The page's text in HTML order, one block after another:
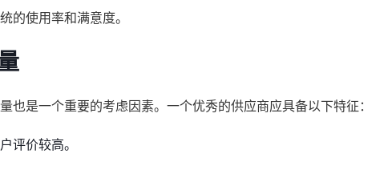
的使用率和满意度。
也是一个重要的考虑因素。一个优秀的供应商应具备以下特征：
评价较高。